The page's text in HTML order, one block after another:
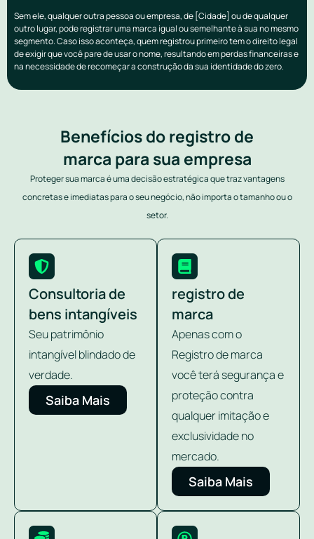
Sem ele, qualquer outra pessoa ou empresa, de [Cidade] ou de qualquer
outro lugar, pode registrar uma marca igual ou semelhante à sua no mesmo
segmento. Caso isso aconteça, quem registrou primeiro tem o direito legal
de exigir que você pare de usar o nome, resultando em perdas financeiras e
na necessidade de recomeçar a construção da sua identidade do zero.
Benefícios do registro de
marca para sua empresa
Proteger sua marca é uma decisão estratégica que traz vantagens
concretas e imediatas para o seu negócio, não importa o tamanho ou o
setor.
Consultoria de
bens intangíveis
Seu patrimônio
intangível blindado de
verdade.
Saiba Mais
registro de
marca
Apenas com o
Registro de marca
você terá segurança e
proteção contra
qualquer imitação e
exclusividade no
mercado.
Saiba Mais